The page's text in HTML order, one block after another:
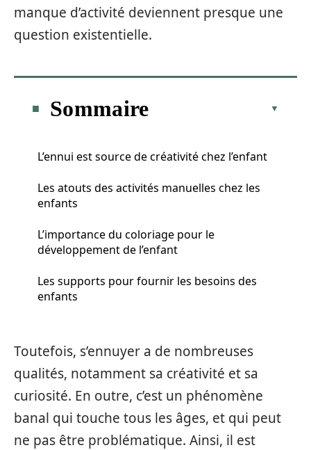
manque d’activité deviennent presque une
question existentielle.
Sommaire
L’ennui est source de créativité chez l’enfant
Les atouts des activités manuelles chez les
enfants
L’importance du coloriage pour le
développement de l’enfant
Les supports pour fournir les besoins des
enfants
Toutefois, s’ennuyer a de nombreuses
qualités, notamment sa créativité et sa
curiosité. En outre, c’est un phénomène
banal qui touche tous les âges, et qui peut
ne pas être problématique. Ainsi, il est